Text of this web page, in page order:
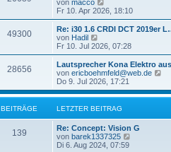
g
e
i
r
g
t
r
B
e
i
r
a
g
von macco
e
u
e
t
e
B
e
i
t
a
g
Fr 10. Apr 2026, 18:10
49300
Re: i30 1.6 CRDI DCT 2019er
von Hadil
e
u
e
s
t
r
B
e
i
t
r
a
Fr 10. Jul 2026, 07:28
28656
Lautsprecher Kona Elektro
von ericboehmfeld@web.de
u
e
Do 9. Jul 2026, 17:21
BEITRÄGE LETZTER BEITRAG
139
Re: Concept: Vision G
von barek1337325
Di 6. Aug 2024, 07:59